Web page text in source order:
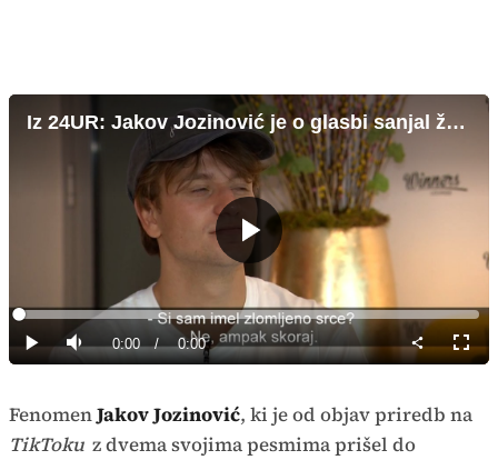
Iz 24UR: Jakov Jozinović je o glasbi sanjal že kot otrok
Predvajaj
Predvajaj
Tiho Current
0:00 / Duration
0:00
Loaded:
0%
način
FenomenJakov Jozinović, ki je od objav priredb na
TikToku z dvema svojima pesmima prišel do